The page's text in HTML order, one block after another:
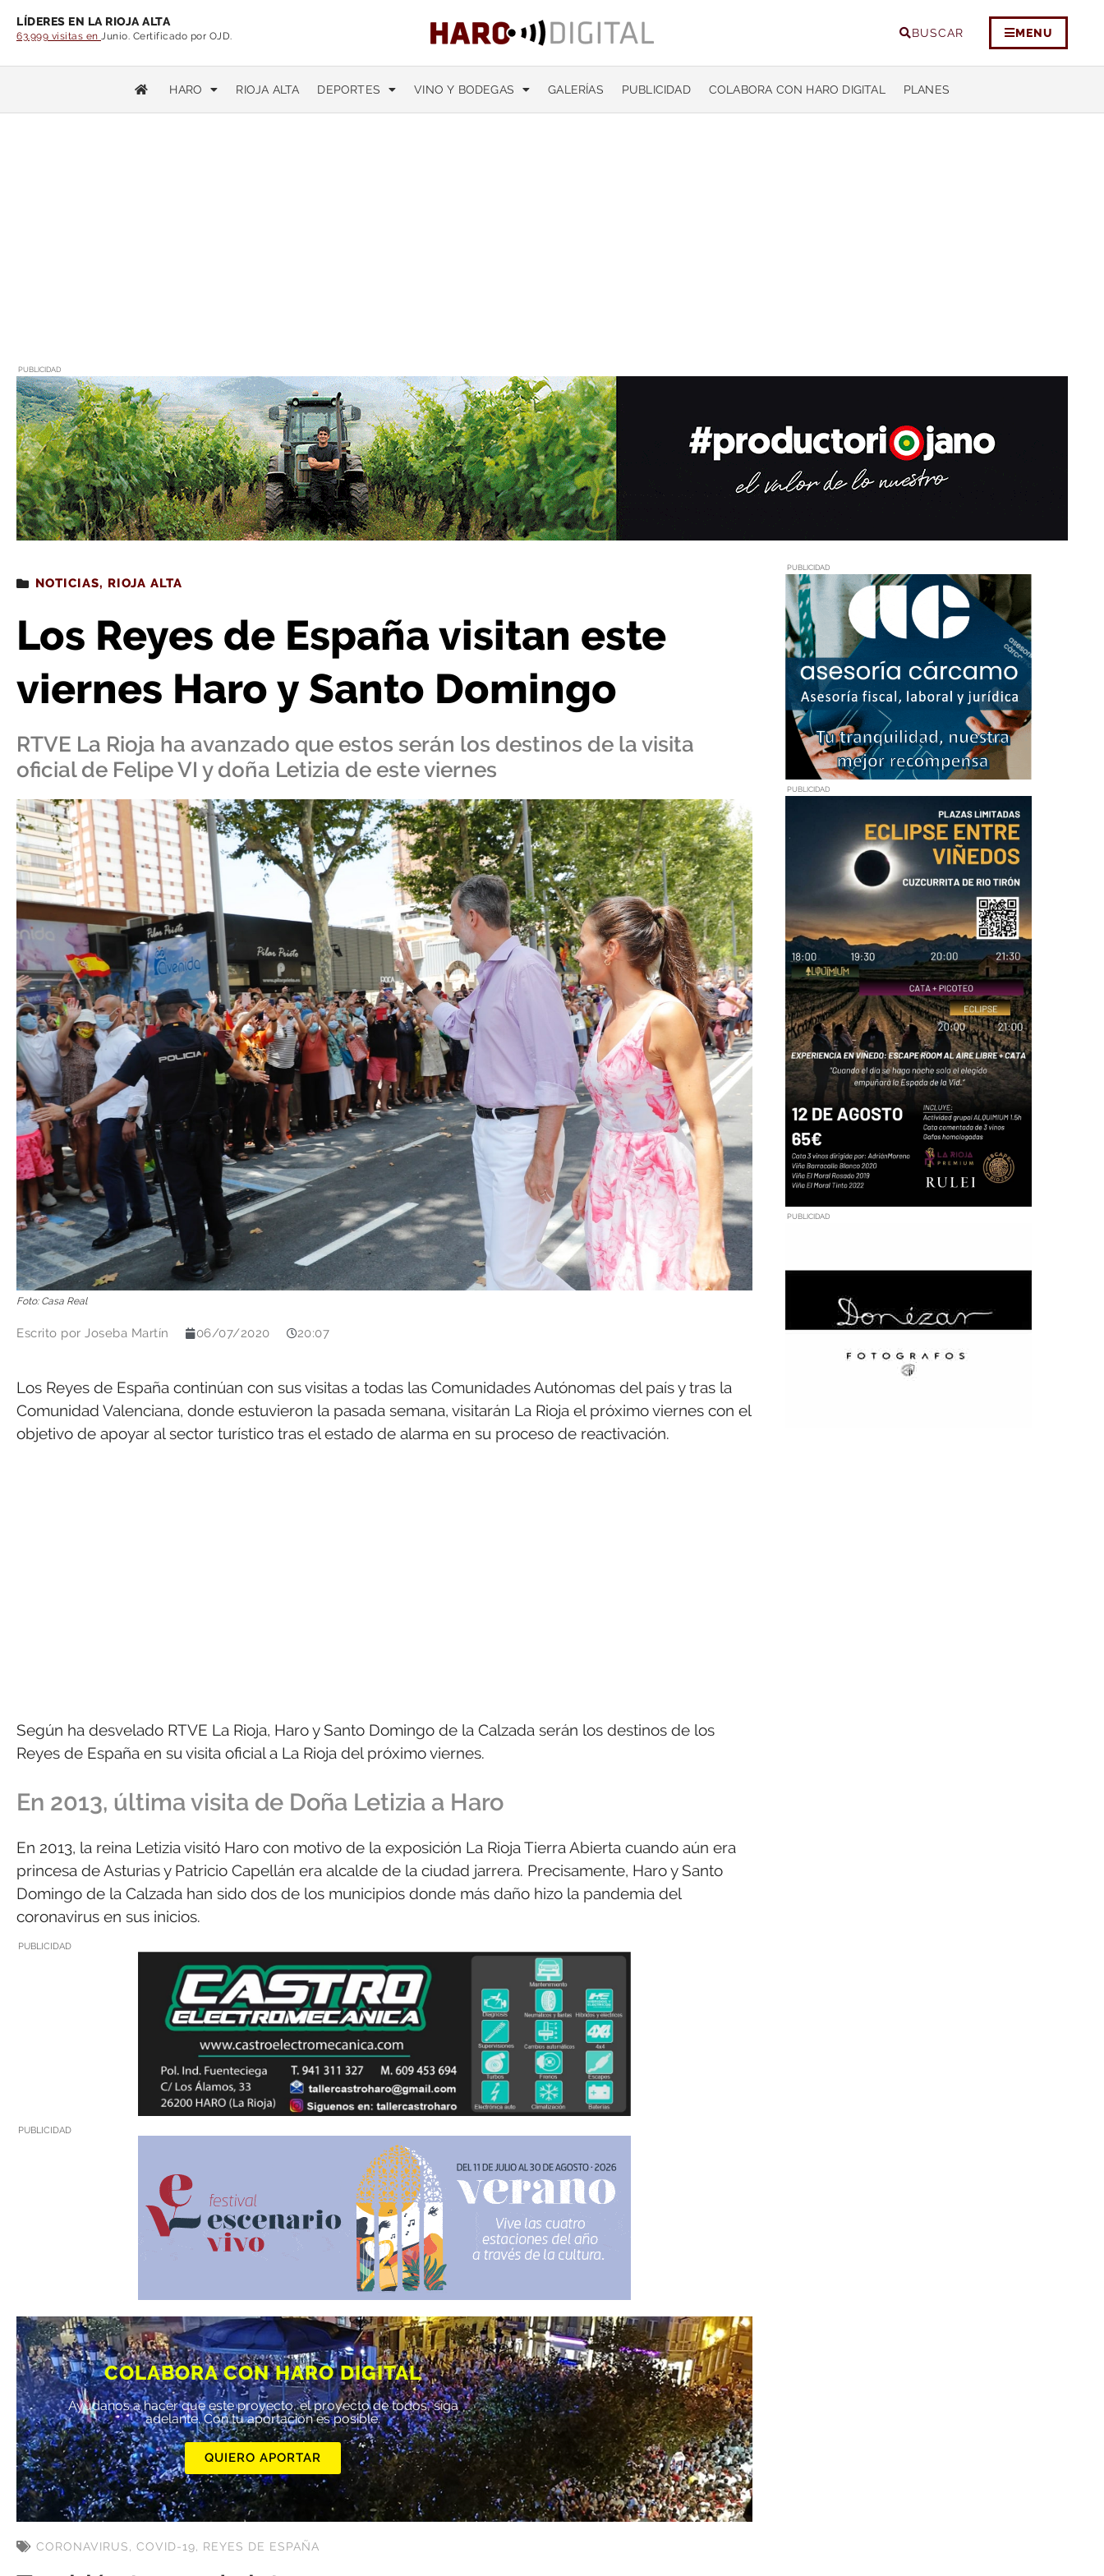
LÍDERES EN LA RIOJA ALTA
63.999 visitas en Junio. Certificado por OJD. BUSCAR MENU
HARO RIOJA ALTA DEPORTES VINO Y BODEGAS GALERÍAS PUBLICIDAD COLABORA CON HARO DIGITAL PLANES
PUBLICIDAD
Estás leyendo: Los Reyes de España visitan este viernes Haro y Santo Domingo
NOTICIAS, RIOJA ALTA
Los Reyes de España visitan este
viernes Haro y Santo Domingo
RTVE La Rioja ha avanzado que estos serán los destinos de la visita
oficial de Felipe VI y doña Letizia de este viernes
Foto: Casa Real
Escrito por Joseba Martín 06/07/2020 20:07
Los Reyes de España continúan con sus visitas a todas las Comunidades Autónomas del país y tras la
Comunidad Valenciana, donde estuvieron la pasada semana, visitarán La Rioja el próximo viernes con el
objetivo de apoyar al sector turístico tras el estado de alarma en su proceso de reactivación.
Según ha desvelado RTVE La Rioja, Haro y Santo Domingo de la Calzada serán los destinos de los
Reyes de España en su visita oficial a La Rioja del próximo viernes.
En 2013, última visita de Doña Letizia a Haro
En 2013, la reina Letizia visitó Haro con motivo de la exposición La Rioja Tierra Abierta cuando aún era
princesa de Asturias y Patricio Capellán era alcalde de la ciudad jarrera. Precisamente, Haro y Santo
Domingo de la Calzada han sido dos de los municipios donde más daño hizo la pandemia del
coronavirus en sus inicios.
PUBLICIDAD
PUBLICIDAD
COLABORA CON HARO DIGITAL
Ayúdanos a hacer que este proyecto, el proyecto de todos, siga
adelante. Con tu aportación es posible.
QUIERO APORTAR
CORONAVIRUS, COVID-19, REYES DE ESPAÑA
PUBLICIDAD
PUBLICIDAD
PUBLICIDAD